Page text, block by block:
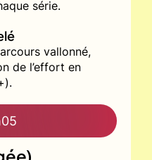
série.
vallonné,
de l’effort en